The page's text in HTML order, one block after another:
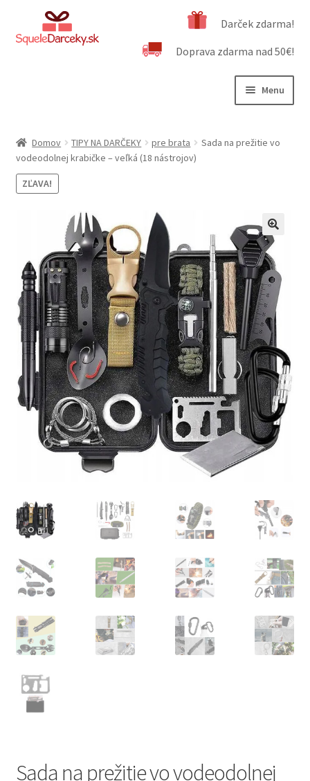
Preskočiť
na
Preskočiť
na
Darček zdarma!
Doprava zdarma nad 50€!
Menu
Dôležité informácie
Obchodné podmienky
Domov TIPY NA DARČEKY pre brata
Sada na prežitie vo
vodeodolnej krabičke – veľká (18 nástrojov)
ZĽAVA!
Sada na prežitie vo vodeodolnej